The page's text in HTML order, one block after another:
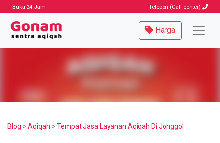
Buka 24 Jam Telepon (Call center)
Harga
Blog > Aqiqah > Tempat Jasa Layanan Aqiqah Di Jonggol